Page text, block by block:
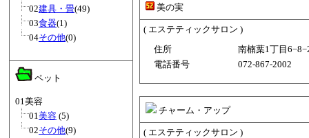
02建具・畳(49)
03食器(1)
04その他(0)
ペット
01美容
01美容 (5)
02その他(9)
美の実
( エステティックサロン )
住所
南楠葉1丁目
電話番号
072-867-2002
チャーム・アップ
( エステティックサロン )